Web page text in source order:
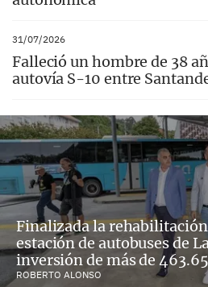
31/07/2026
Falleció un hombre de 38
autovía S-10 entre
Finalizada la
estación de autobuses de
inversión de más de
ROBERTO ALONSO